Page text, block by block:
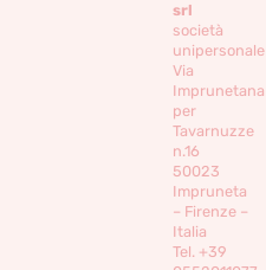
srl
società
unipersonale
Via
Imprunetana
per
Tavarnuzze
n.16
50023
Impruneta
– Firenze –
Italia
Tel. +39